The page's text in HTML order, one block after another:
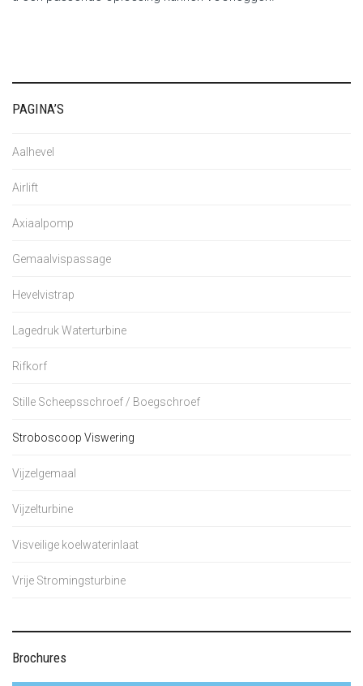
PAGINA’S
Aalhevel
Airlift
Axiaalpomp
Gemaalvispassage
Hevelvistrap
Lagedruk Waterturbine
Rifkorf
Stille Scheepsschroef / Boegschroef
Stroboscoop Viswering
Vijzelgemaal
Vijzelturbine
Visveilige koelwaterinlaat
Vrije Stromingsturbine
Brochures